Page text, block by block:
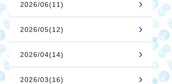
2026/06(11)
2026/05(12)
2026/04(14)
2026/03(16)